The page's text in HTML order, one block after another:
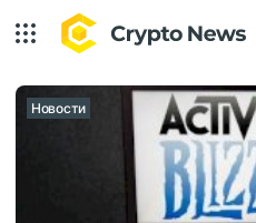
Новости